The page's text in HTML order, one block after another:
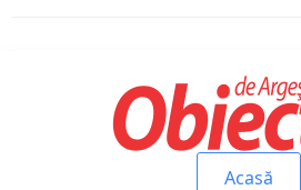
Acasă